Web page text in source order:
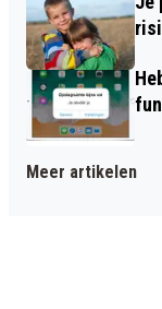
Meer artikelen